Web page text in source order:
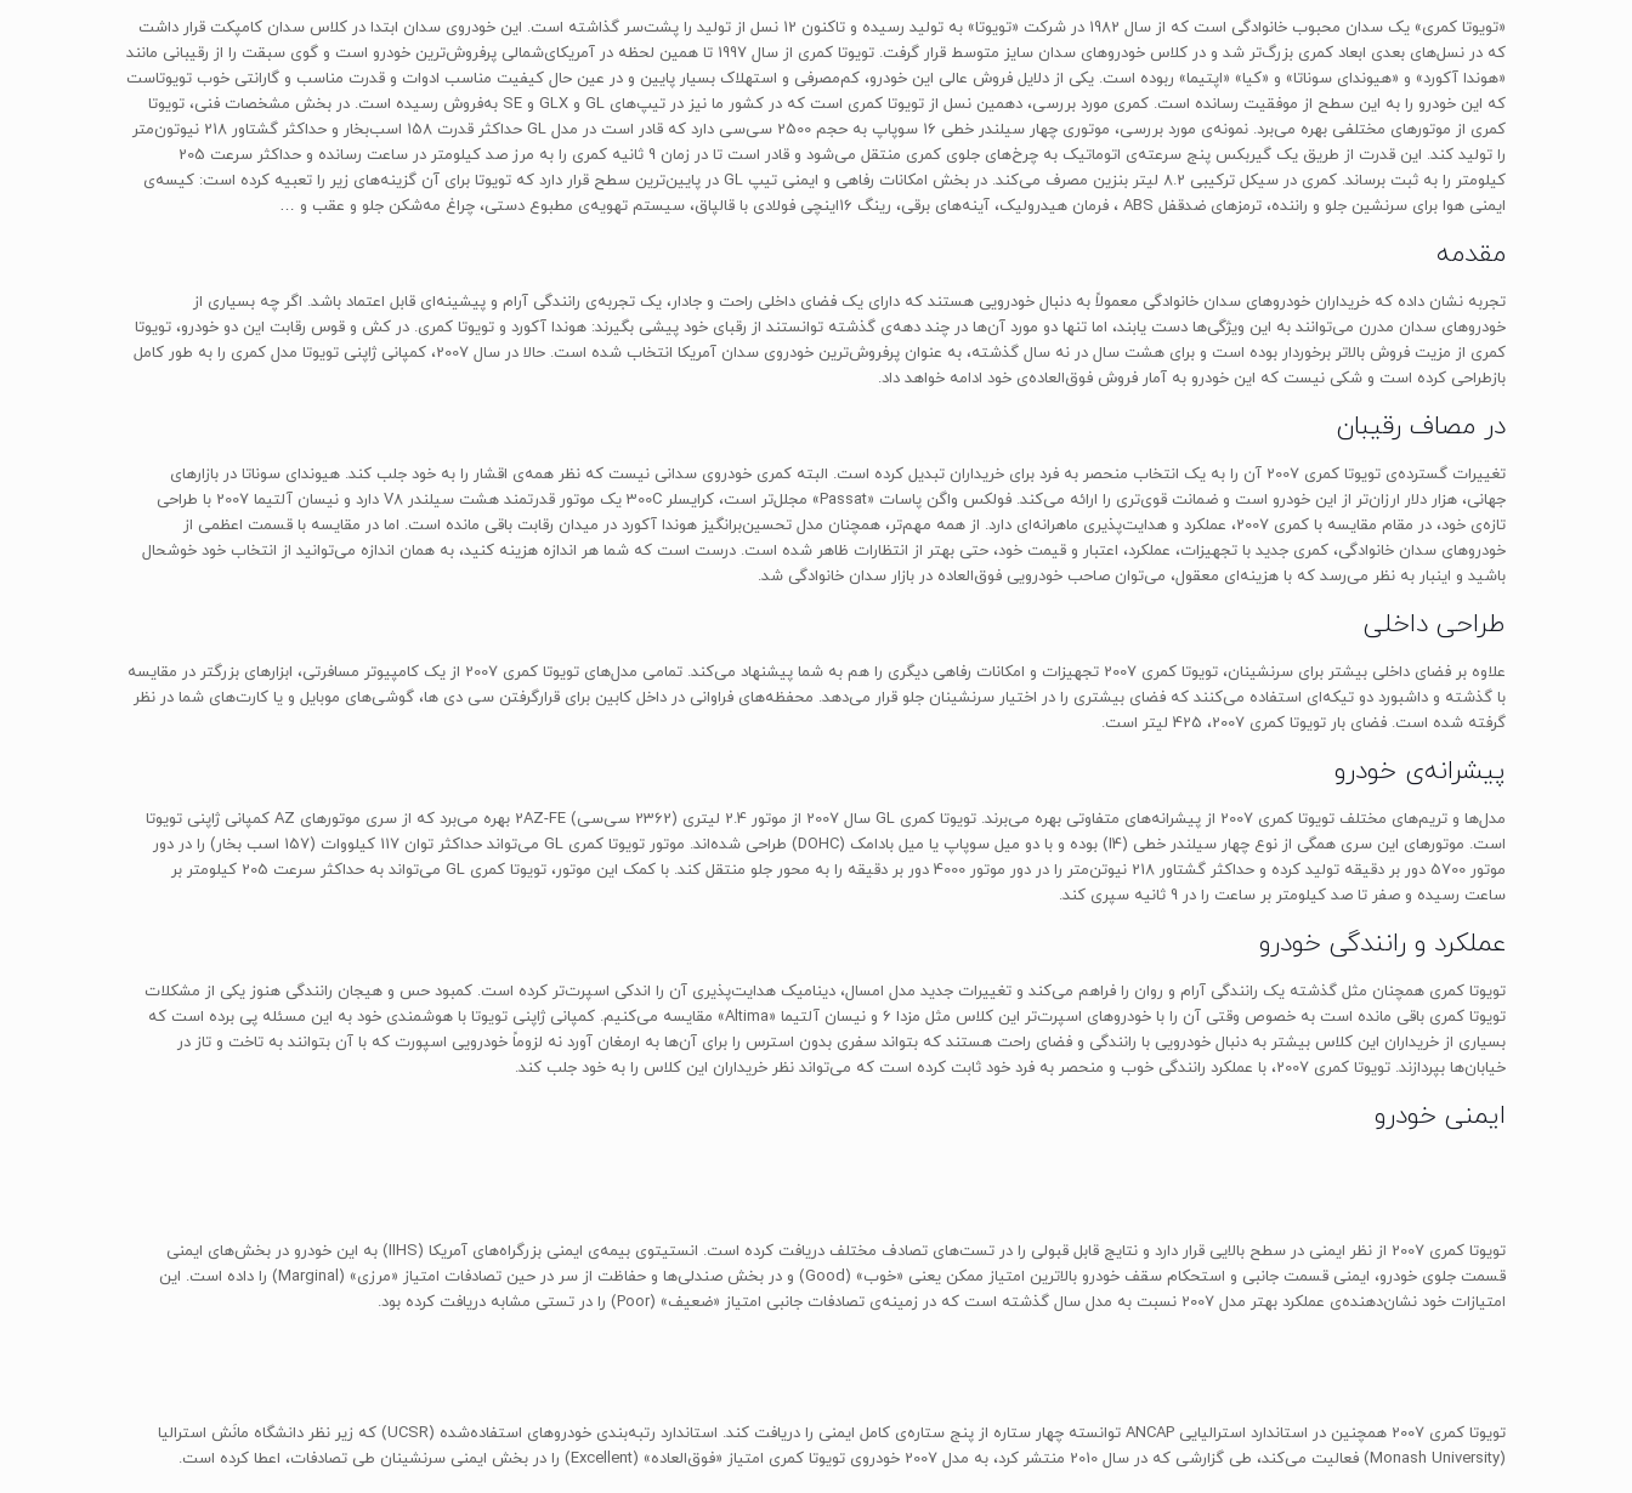
«تویوتا کمری» یک سدان محبوب خانوادگی است که از سال 1982 در شرکت «تویوتا» به تولید رسیده و تاکنون 12 نسل از تولید را پشت‌سر گذاشته است. این خودروی سدان ابتدا در کلاس سدان کامپکت قرار داشت
که در نسل‌های بعدی ابعاد کمری بزرگ‌تر شد و در کلاس خودروهای سدان سایز متوسط قرار گرفت. تویوتا کمری از سال 1997 تا همین لحظه در آمریکای‌شمالی پرفروش‌ترین خودرو است و گوی سبقت را از رقیبانی مانند
«هوندا آکورد» و «هیوندای سوناتا» و «کیا» «اپتیما» ربوده است. یکی از دلایل فروش عالی این خودرو، کم‌مصرفی و استهلاک بسیار پایین و در عین حال کیفیت مناسب ادوات و قدرت مناسب و گارانتی خوب تویوتاست
که این خودرو را به این سطح از موفقیت رسانده است. کمری مورد بررسی، دهمین نسل از تویوتا کمری است که در کشور ما نیز در تیپ‌های‌ GL‌ و GLX‌ و SE‌ به‌فروش رسیده است. در بخش مشخصات فنی، تویوتا
کمری از موتورهای مختلفی بهره می‌برد. نمونه‌ی مورد بررسی، موتوری چهار سیلندر خطی 16 سوپاپ به حجم 2500 سی‌سی دارد که قادر است در مدل‌ GL‌ حداکثر قدرت 158 اسب‌بخار و حداکثر گشتاور 218 نیوتون‌متر
را تولید کند. این قدرت از طریق یک گیربکس پنج سرعته‌ی اتوماتیک به چرخ‌های جلوی کمری منتقل می‌شود و قادر است تا در زمان 9 ثانیه کمری را به مرز صد کیلومتر در ساعت رسانده و حداکثر سرعت 205
کیلومتر را به ثبت برساند. کمری در سیکل ترکیبی 8.2 لیتر بنزین مصرف می‌کند. در بخش امکانات رفاهی و ایمنی تیپ GL در پایین‌ترین سطح قرار دارد که تویوتا برای آن گزینه‌های زیر را تعبیه کرده است: کیسه‌ی
ایمنی هوا برای سرنشین جلو و راننده، ترمز‌های ضد‌قفل ABS ، فرمان هیدرولیک، آینه‌های برقی، رینگ 16‌اینچی فولادی با قالپاق، سیستم تهویه‌ی مطبوع دستی، چراغ مه‌شکن جلو و عقب و …
مقدمه
تجربه نشان داده که خریداران خودروهای سدان خانوادگی معمولاً به دنبال خودرویی هستند که دارای یک فضای داخلی راحت و جادار، یک تجربه‌ی رانندگی آرام و پیشینه‌ای قابل اعتماد باشد. اگر چه بسیاری از
خودروهای سدان مدرن می‌توانند به این ویژگی‌ها دست یابند، اما تنها دو مورد آن‌ها در چند دهه‌ی گذشته توانستند از رقبای خود پیشی بگیرند: هوندا آکورد و تویوتا کمری. در کش و قوس رقابت این دو خودرو، تویوتا
کمری از مزیت فروش بالاتر برخوردار بوده است و برای هشت سال در نه سال گذشته، به عنوان پرفروش‌ترین خودروی سدان آمریکا انتخاب شده است. حالا در سال 2007، کمپانی ژاپنی تویوتا مدل کمری را به طور کامل
بازطراحی کرده است و شکی نیست که این خودرو به آمار فروش فوق‌العاده‌ی خود ادامه خواهد داد.
در مصاف رقیبان
تغییرات گسترده‌ی تویوتا کمری 2007 آن را به یک انتخاب منحصر به فرد برای خریداران تبدیل کرده است. البته کمری خودروی سدانی نیست که نظر همه‌ی اقشار را به خود جلب کند. هیوندای سوناتا در بازارهای
جهانی، هزار دلار ارزان‌تر از این خودرو است و ضمانت قوی‌تری را ارائه می‌کند. فولکس واگن پاسات «Passat» مجلل‌تر است، کرایسلر 300C یک موتور قدرتمند هشت سیلندر V8 دارد و نیسان آلتیما 2007 با طراحی
تازه‌ی خود، در مقام مقایسه با کمری 2007، عملکرد و هدایت‌پذیری ماهرانه‌ای دارد. از همه مهم‌تر، همچنان مدل تحسین‌برانگیز هوندا آکورد در میدان رقابت باقی مانده است. اما در مقایسه با قسمت اعظمی از
خودروهای سدان خانوادگی، کمری جدید با تجهیزات، عملکرد، اعتبار و قیمت خود، حتی بهتر از انتظارات ظاهر شده است. درست است که شما هر اندازه هزینه کنید، به همان اندازه می‌توانید از انتخاب خود خوشحال
باشید و اینبار به نظر می‌رسد که با هزینه‌ای معقول، می‌توان صاحب خودرویی فوق‌العاده در بازار سدان خانوادگی شد.
طراحی داخلی
علاوه بر فضای داخلی بیشتر برای سرنشینان، تویوتا کمری 2007 تجهیزات و امکانات رفاهی دیگری را هم به شما پیشنهاد می‌کند. تمامی مدل‌های تویوتا کمری 2007 از یک کامپیوتر مسافرتی، ابزارهای بزرگتر در مقایسه
با گذشته و داشبورد دو تیکه‌ای استفاده می‌کنند که فضای بیشتری را در اختیار سرنشینان جلو قرار می‌دهد. محفظه‌های فراوانی در داخل کابین برای قرارگرفتن سی دی ها، گوشی‌های موبایل و یا کارت‌های شما در نظر
گرفته شده است. فضای بار تویوتا کمری 2007، 425 لیتر است.
پیشرانه‌ی خودرو
مدل‌ها و تریم‌های مختلف تویوتا کمری 2007 از پیشرانه‌های متفاوتی بهره می‌برند. تویوتا کمری GL سال 2007 از موتور 2.4 لیتری (2362 سی‌سی) 2AZ-FE بهره می‌برد که از سری موتورهای AZ کمپانی ژاپنی تویوتا
است. موتورهای این سری همگی از نوع چهار سیلندر خطی (I4) بوده و با دو میل سوپاپ یا میل بادامک (DOHC) طراحی شده‌اند. موتور تویوتا کمری GL می‌تواند حداکثر توان 117 کیلووات (157 اسب بخار) را در دور
موتور 5700 دور بر دقیقه تولید کرده و حداکثر گشتاور 218 نیوتن‌متر را در دور موتور 4000 دور بر دقیقه را به محور جلو منتقل کند. با کمک این موتور، تویوتا کمری GL می‌تواند به حداکثر سرعت 205 کیلومتر بر
ساعت رسیده و صفر تا صد کیلومتر بر ساعت را در 9 ثانیه سپری کند.
عملکرد و رانندگی خودرو
تویوتا کمری همچنان مثل گذشته یک رانندگی آرام و روان را فراهم می‌کند و تغییرات جدید مدل امسال، دینامیک هدایت‌پذیری آن را اندکی اسپرت‌تر کرده است. کمبود حس و هیجان رانندگی هنوز یکی از مشکلات
تویوتا کمری باقی مانده است به خصوص وقتی آن را با خودروهای اسپرت‌تر این کلاس مثل مزدا 6 و نیسان آلتیما «Altima» مقایسه می‌کنیم. کمپانی ژاپنی تویوتا با هوشمندی خود به این مسئله پی برده است که
بسیاری از خریداران این کلاس بیشتر به دنبال خودرویی با رانندگی و فضای راحت هستند که بتواند سفری بدون استرس را برای آن‌ها به ارمغان آورد نه لزوماً خودرویی اسپورت که با آن بتوانند به تاخت و تاز در
خیابان‌ها بپردازند. تویوتا کمری 2007، با عملکرد رانندگی خوب و منحصر به فرد خود ثابت کرده است که می‌تواند نظر خریداران این کلاس را به خود جلب کند.
ایمنی خودرو
تویوتا کمری 2007 از نظر ایمنی در سطح بالایی قرار دارد و نتایج قابل قبولی را در تست‌های تصادف مختلف دریافت کرده است. انستیتوی بیمه‌ی ایمنی بزرگراه‌های آمریکا (IIHS) به این خودرو در بخش‌های ایمنی
قسمت جلوی خودرو، ایمنی قسمت جانبی و استحکام سقف خودرو بالاترین امتیاز ممکن یعنی «خوب» (Good) و در بخش صندلی‌ها و حفاظت از سر در حین تصادفات امتیاز «مرزی» (Marginal) را داده است. این
امتیازات خود نشان‌دهنده‌ی عملکرد بهتر مدل 2007 نسبت به مدل سال گذشته است که در زمینه‌ی تصادفات جانبی امتیاز «ضعیف» (Poor) را در تستی مشابه دریافت کرده بود.
تویوتا کمری 2007 همچنین در استاندارد استرالیایی ANCAP توانسته چهار ستاره از پنج ستاره‌ی کامل ایمنی را دریافت کند. استاندارد رتبه‌بندی خودروهای استفاده‌شده (UCSR) که زیر نظر دانشگاه مانَش استرالیا
(Monash University) فعالیت می‌کند، طی گزارشی که در سال 2010 منتشر کرد، به مدل 2007 خودروی تویوتا کمری امتیاز «فوق‌العاده» (Excellent) را در بخش ایمنی سرنشینان طی تصادفات، اعطا کرده است.